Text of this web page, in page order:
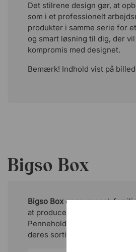
Det stilrene design gør, at
som i et professionelt
produkter i samme serie for
og smart løsning til dig, der
kompromis med designet.
Bemærk! Indhold vist på
Bigso Box
Bigso Boxer en svensk
at producere overkommeligt
Penneholdere,
deres sortiment.